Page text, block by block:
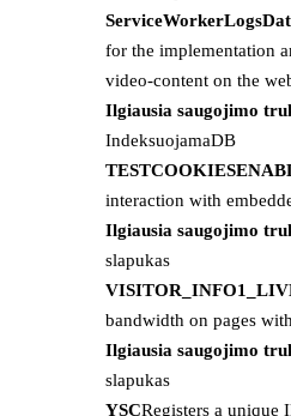
for the implementation
video-content on the
Ilgiausia saugojimo
IndeksuojamaDB
interaction with
Ilgiausia saugojimo
slapukas
bandwidth on pages
Ilgiausia saugojimo
slapukas
YSCRegisters a unique